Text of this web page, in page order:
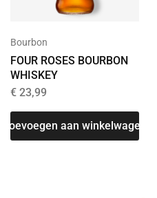
Bourbon
FOUR ROSES BOURBON
WHISKEY
€ 23,99
Toevoegen aan winkelwagen